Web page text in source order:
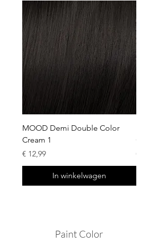
MOOD Demi Double Color
Cream 1
Prijs
€ 12,99
In winkelwagen
Cream
Prijs
€ 12,99
Paint Color